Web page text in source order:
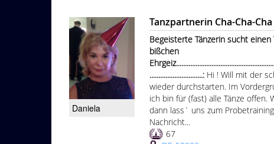
Daniela
Tanzpartnerin Cha-Cha-Cha
Begeisterte Tänzerin sucht
bißchen
..............................: Hi ! Will mit der
wieder durchstarten. Im
ich bin für (fast) alle Tänze offen.
dann lass` uns zum
Nachricht...
67